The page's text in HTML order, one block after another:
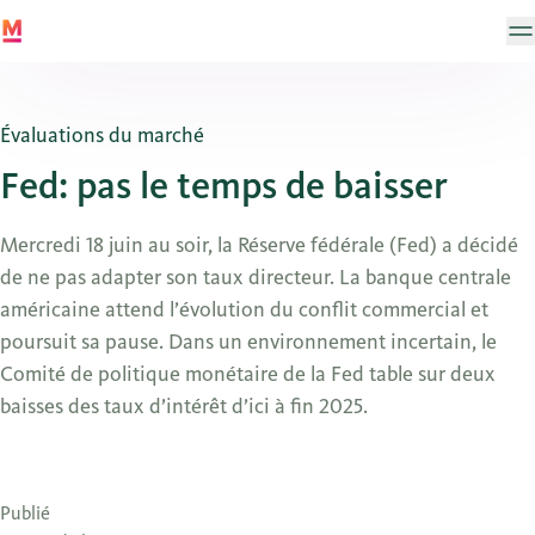
Évaluations du marché
Fed: pas le temps de baisser
Mercredi 18 juin au soir, la Réserve fédérale (Fed) a décidé
de ne pas adapter son taux directeur. La banque centrale
américaine attend l’évolution du conflit commercial et
poursuit sa pause. Dans un environnement incertain, le
Comité de politique monétaire de la Fed table sur deux
baisses des taux d’intérêt d’ici à fin 2025.
Publié